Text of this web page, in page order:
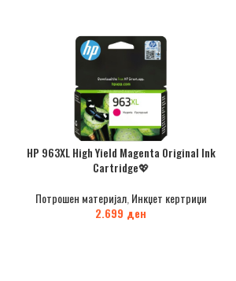
HP 963XL High Yield Magenta Original Ink
Cartridge💖
Потрошен материјал, Инкџет кертриџи
2.699 ден